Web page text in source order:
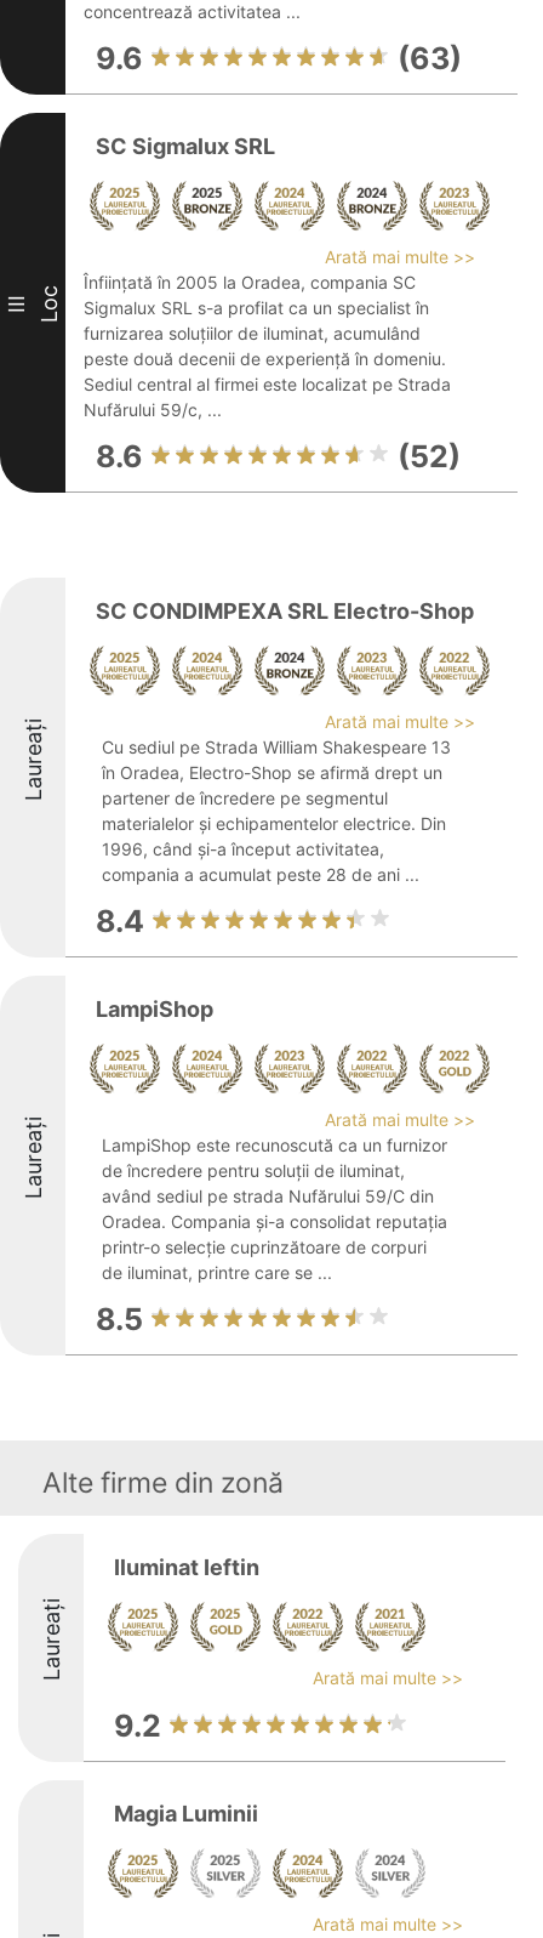
concentrează activitatea ...
9.6 (63)
III Loc
SC Sigmalux SRL
Arată mai multe >>
Înființată în 2005 la Oradea, compania SC
Sigmalux SRL s-a profilat ca un specialist în
furnizarea soluțiilor de iluminat, acumulând
peste două decenii de experiență în domeniu.
Sediul central al firmei este localizat pe Strada
Nufărului 59/c, ...
8.6 (52)
Laureați
SC CONDIMPEXA SRL Electro-Shop
Arată mai multe >>
Cu sediul pe Strada William Shakespeare 13
în Oradea, Electro-Shop se afirmă drept un
partener de încredere pe segmentul
materialelor și echipamentelor electrice. Din
1996, când și-a început activitatea,
compania a acumulat peste 28 de ani ...
8.4
Laureați
LampiShop
Arată mai multe >>
LampiShop este recunoscută ca un furnizor
de încredere pentru soluții de iluminat,
având sediul pe strada Nufărului 59/C din
Oradea. Compania și-a consolidat reputația
printr-o selecție cuprinzătoare de corpuri
de iluminat, printre care se ...
8.5
Alte firme din zonă
Laureați
Iluminat Ieftin
Arată mai multe >>
9.2
Magia Luminii
Arată mai multe >>